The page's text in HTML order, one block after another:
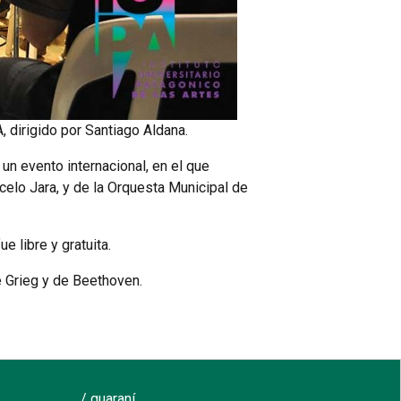
dirigido por Santiago Aldana.
evento internacional, en el que
Jara, y de la Orquesta Municipal de
libre y gratuita.
y de Beethoven.